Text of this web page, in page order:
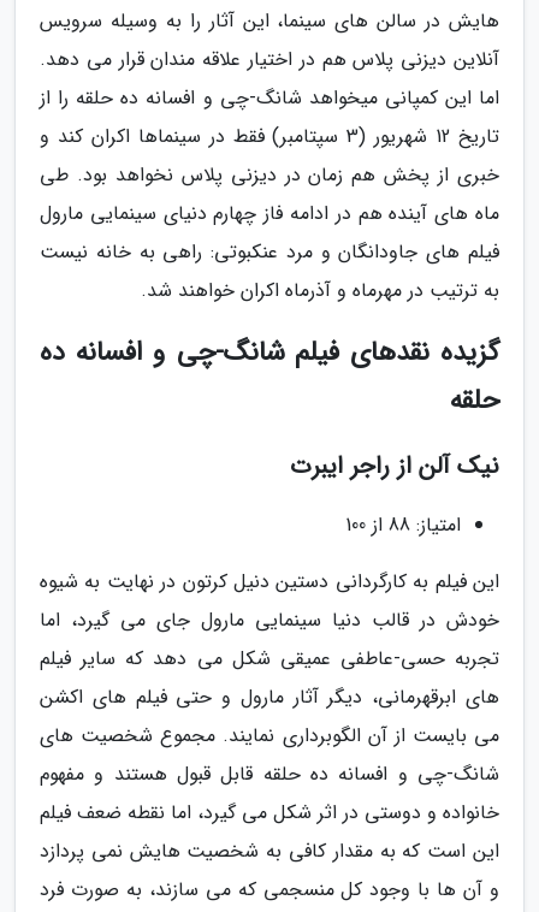
هایش در سالن های سینما، این آثار را به وسیله سرویس
آنلاین دیزنی پلاس هم در اختیار علاقه مندان قرار می دهد.
اما این کمپانی میخواهد شانگ-چی و افسانه ده حلقه را از
تاریخ 12 شهریور (3 سپتامبر) فقط در سینماها اکران کند و
خبری از پخش هم زمان در دیزنی پلاس نخواهد بود. طی
ماه های آینده هم در ادامه فاز چهارم دنیای سینمایی مارول
فیلم های جاودانگان و مرد عنکبوتی: راهی به خانه نیست
به ترتیب در مهرماه و آذرماه اکران خواهند شد.
گزیده نقدهای فیلم شانگ-چی و افسانه ده
حلقه
نیک آلن از راجر ایبرت
امتیاز: 88 از 100
این فیلم به کارگردانی دستین دنیل کرتون در نهایت به شیوه
خودش در قالب دنیا سینمایی مارول جای می گیرد، اما
تجربه حسی-عاطفی عمیقی شکل می دهد که سایر فیلم
های ابرقهرمانی، دیگر آثار مارول و حتی فیلم های اکشن
می بایست از آن الگوبرداری نمایند. مجموع شخصیت های
شانگ-چی و افسانه ده حلقه قابل قبول هستند و مفهوم
خانواده و دوستی در اثر شکل می گیرد، اما نقطه ضعف فیلم
این است که به مقدار کافی به شخصیت هایش نمی پردازد
و آن ها با وجود کل منسجمی که می سازند، به صورت فرد